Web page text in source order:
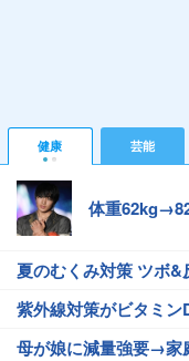
健康 芸能
体重
夏のむくみ対策 ツボ&
紫外線対策がビタミン
母が娘に減量強要→家